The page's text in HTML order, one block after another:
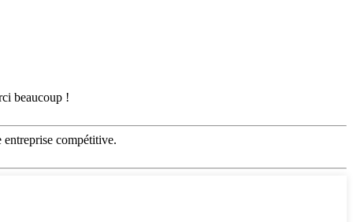
beaucoup !
entreprise compétitive.